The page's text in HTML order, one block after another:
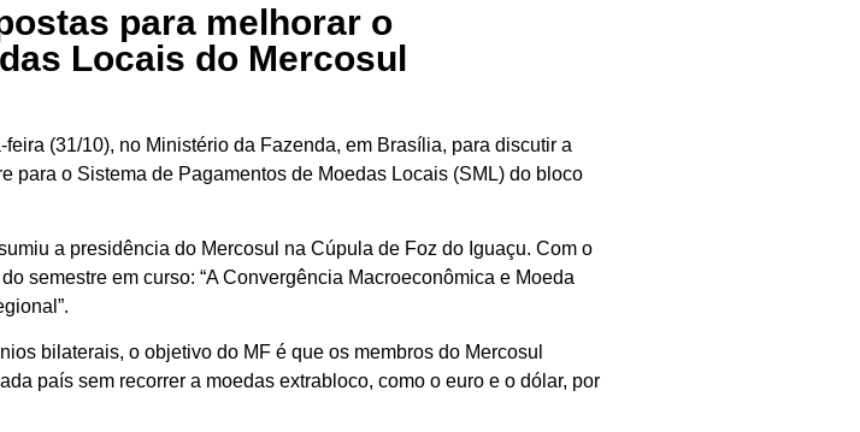
para melhorar o
Locais do Mercosul
(31/10), no Ministério da Fazenda, em Brasília, para discutir a
para o Sistema de Pagamentos de Moedas Locais (SML) do bloco
a presidência do Mercosul na Cúpula de Foz do Iguaçu. Com o
semestre em curso: “A Convergência Macroeconômica e Moeda
bilaterais, o objetivo do MF é que os membros do Mercosul
país sem recorrer a moedas extrabloco, como o euro e o dólar, por